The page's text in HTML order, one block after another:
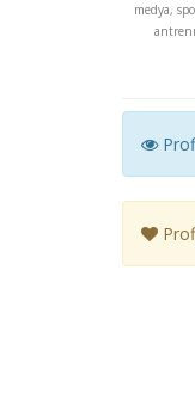
medya,